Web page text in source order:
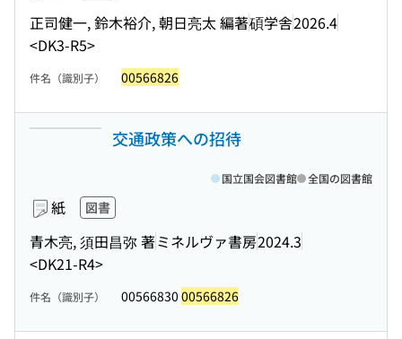
正司健一, 鈴木裕介, 朝日亮太 編著碩学舎2026.4
<DK3-R5>
件名（識別子） 00566826
交通政策への招待
紙 図書
青木亮, 須田昌弥 著ミネルヴァ書房2024.3
<DK21-R4>
国立国会図書館 全国の図書館
件名（識別子） 00566830 00566826